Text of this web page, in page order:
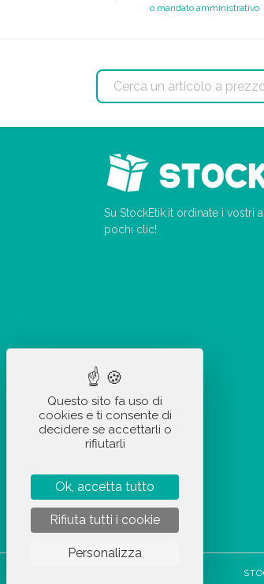
o mandato amministrativo
Su StockEtik.it ordinate i
pochi clic!
Questo sito fa uso di
cookies e ti consente di
decidere se accettarli o
rifiutarli
Ok, accetta tutto
Rifiuta tutti i cookie
Personalizza